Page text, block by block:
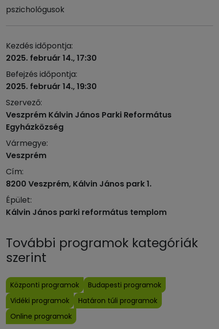
pszichológusok
Kezdés időpontja:
2025. február 14., 17:30
Befejzés időpontja:
2025. február 14., 19:30
Szervező:
Veszprém Kálvin János Parki Református
Egyházközség
Vármegye:
Veszprém
Cím:
8200 Veszprém, Kálvin János park 1.
Épület:
Kálvin János parki református templom
További programok kategóriák
szerint
Központi programok
Budapesti programok
Vidéki programok
Határon túli programok
Online programok